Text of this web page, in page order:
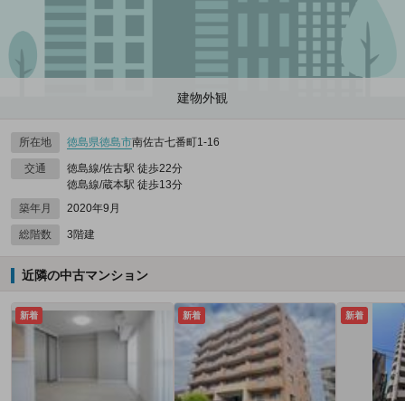
建物外観
所在地 徳島県徳島市南佐古七番町1-16
交通
徳島線/佐古駅 徒歩22分
徳島線/蔵本駅 徒歩13分
築年月
2020年9月
総階数 3階建
近隣の中古マンション
新着 新着 新着